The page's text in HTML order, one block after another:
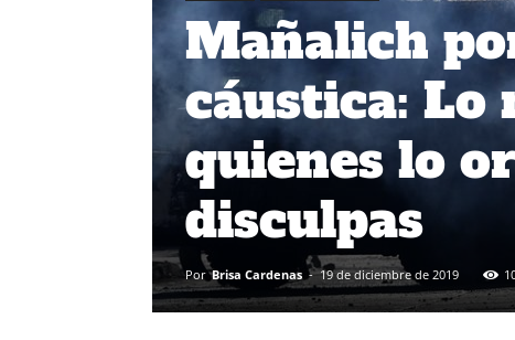
Mañalich
cáustica: Lo
quienes lo
disculpas
Por Brisa Cardenas - 19 de diciembre de 2019